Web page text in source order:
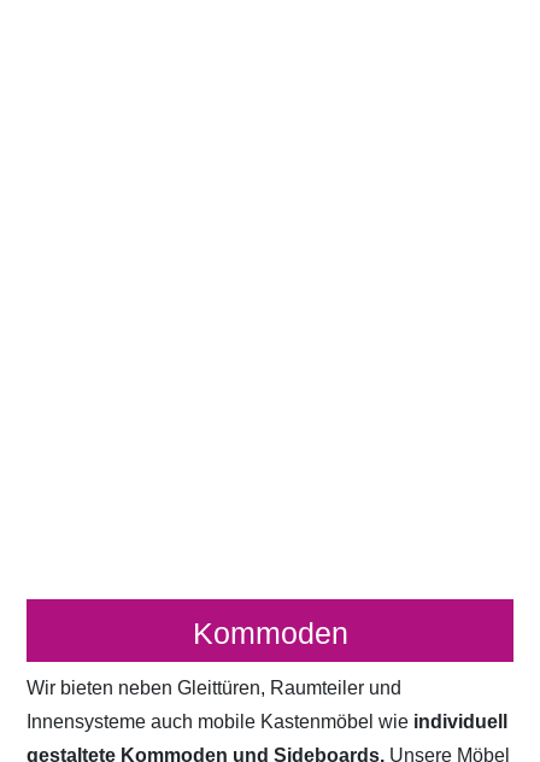
Kommoden
Wir bieten neben Gleittüren, Raumteiler und
Innensysteme auch mobile Kastenmöbel wie individuell
gestaltete Kommoden und Sideboards. Unsere Möbel